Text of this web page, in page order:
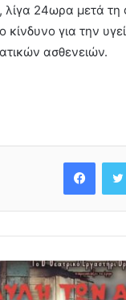
λίγα 24ωρα μετά
κίνδυνο για την
ασθενειών.